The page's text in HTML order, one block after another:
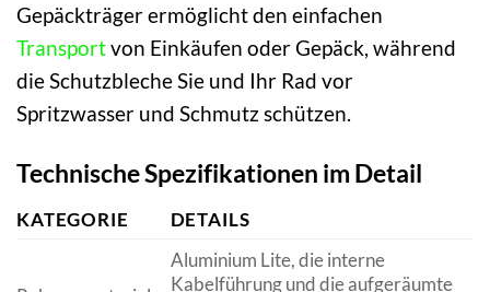
Gepäckträger ermöglicht den einfachen
Transportvon Einkäufen oder Gepäck, während
die Schutzbleche Sie und Ihr Rad vor
Spritzwasser und Schmutz schützen.
Technische Spezifikationen im Detail
KATEGORIE DETAILS
Aluminium Lite, die interne
Kabelführung und die aufgeräumte